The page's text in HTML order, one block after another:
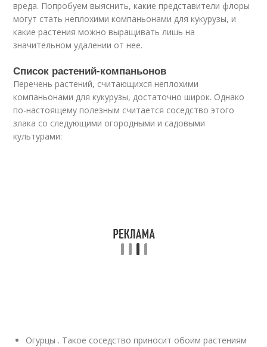
вреда. Попробуем выяснить, какие представители флоры
могут стать неплохими компаньонами для кукурузы, и
какие растения можно выращивать лишь на
значительном удалении от нее.
Список растений-компаньонов
Перечень растений, считающихся неплохими
компаньонами для кукурузы, достаточно широк. Однако
по-настоящему полезным считается соседство этого
злака со следующими огородными и садовыми
культурами:
Огурцы . Такое соседство приносит обоим растениям